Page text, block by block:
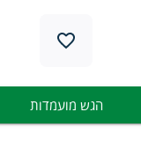
הגש מועמדות